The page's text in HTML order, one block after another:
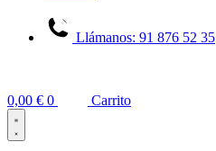
Llámanos: 91 876 52 35
0,00 € 0 Carrito